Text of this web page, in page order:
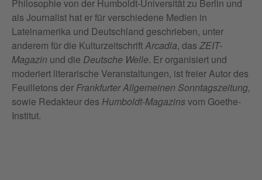
Philosophie von der Humboldt-Universität zu Berlin und
als Journalist hat er für verschiedene Medien in
Lateinamerika und Deutschland geschrieben, unter
anderem für die KulturzeitschriftArcadia, das ZEIT-
Magazin und die Deutsche Welle. Er organisiert und
moderiert literarische Veranstaltungen, ist freier Autor des
Feuilletons der Frankfurter Allgemeinen Sonntagszeitung,
sowie Redakteur des Humboldt-Magazinsvom Goethe-
Institut.